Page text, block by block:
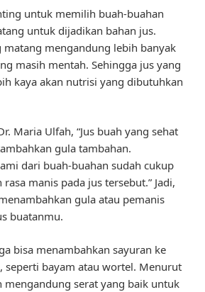
untuk memilih buah-buahan
untuk dijadikan bahan jus.
matang mengandung lebih banyak
masih mentah. Sehingga jus yang
kaya akan nutrisi yang dibutuhkan
Maria Ulfah, “Jus buah yang sehat
gula tambahan.
dari buah-buahan sudah cukup
manis pada jus tersebut.” Jadi,
gula atau pemanis
buatanmu.
bisa menambahkan sayuran ke
seperti bayam atau wortel. Menurut
mengandung serat yang baik untuk